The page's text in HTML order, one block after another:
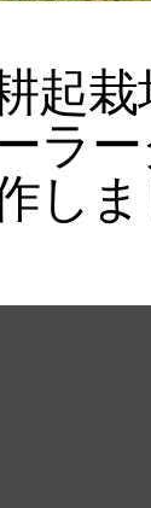
起
ラ
しま